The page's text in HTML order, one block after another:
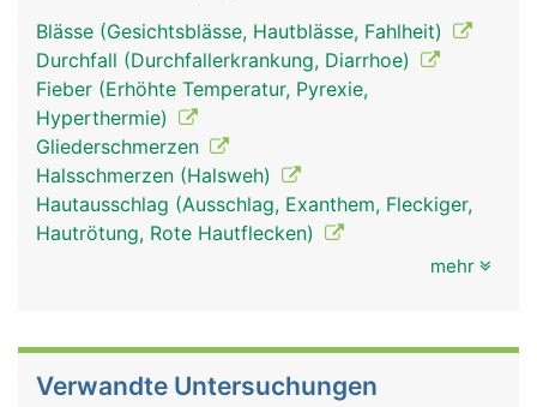
Blässe (Gesichtsblässe, Hautblässe, Fahlheit)
Durchfall (Durchfallerkrankung, Diarrhoe)
Fieber (Erhöhte Temperatur, Pyrexie,
Hyperthermie)
Gliederschmerzen
Halsschmerzen (Halsweh)
Hautausschlag (Ausschlag, Exanthem, Fleckiger,
Hautrötung, Rote Hautflecken)
mehr
Verwandte Untersuchungen